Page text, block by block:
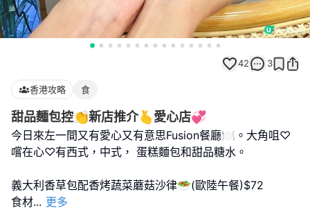
42 3
香港攻略 食
甜品麵包控👏新店推介🫰愛心店💞
今日來左一間又有愛心又有意思Fusion餐廳🍽。大角咀♡
嚐在心♡有西式，中式， 蛋糕麵包和甜品糖水。
義大利香草包配香烤蔬菜蘑菇沙律🥗(歐陸午餐)$72
食材... 更多